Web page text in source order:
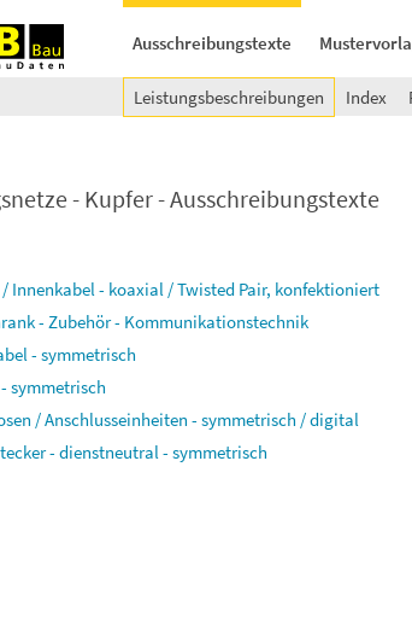
Ausschreibungstexte
Leistungsbeschreibungen Index
- Kupfer - Ausschreibungstexte
Innenkabel - koaxial / Twisted Pair, konfektioniert
- Zubehör - Kommunikationstechnik
- symmetrisch
symmetrisch
/ Anschlusseinheiten - symmetrisch / digital
- dienstneutral - symmetrisch